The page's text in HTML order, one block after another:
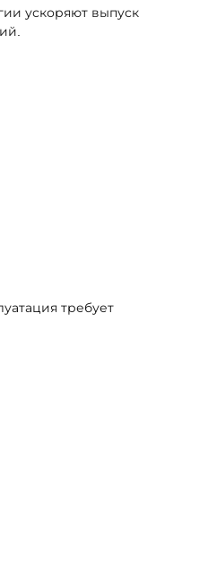
ускоряют выпуск
требует